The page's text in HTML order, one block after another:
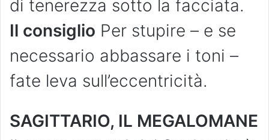
di tenerezza sotto la facciata.
Il consiglio Per stupire – e se
necessario abbassare i toni –
fate leva sull’eccentricità.
SAGITTARIO, IL MEGALOMANE